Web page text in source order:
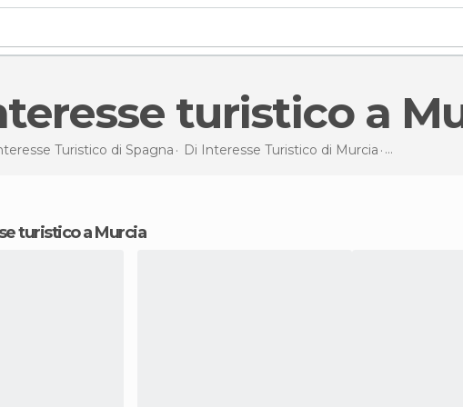
turistico a
Turistico di Spagna Di Interesse Turistico di Murcia Di interesse
turistico a Murcia